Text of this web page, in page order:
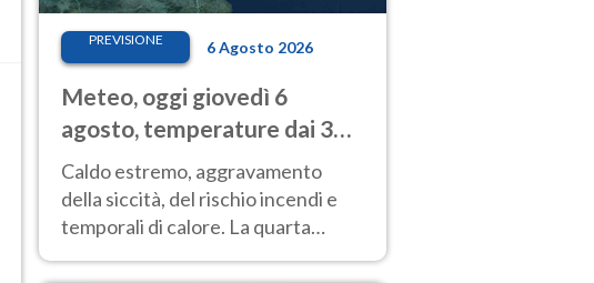
PREVISIONE 6 Agosto 2026
Meteo, oggi giovedì 6
agosto, temperature dai 33
ai 40 gradi
Caldo estremo, aggravamento
della siccità, del rischio incendi e
temporali di calore. La quarta